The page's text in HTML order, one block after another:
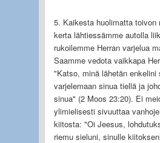
5. Kaikesta huolimatta toivon
kerta lähtiessämme autolla
rukoilemme Herran varjelua
Saamme vedota vaikkapa
"Katso, minä lähetän enkelini
varjelemaan sinua tiellä ja
sinua" (2 Moos 23:20). Ei
ylimielisesti sivuuttaa
kiitosta: "Oi Jeesus,
riemu sieluni, sinulle